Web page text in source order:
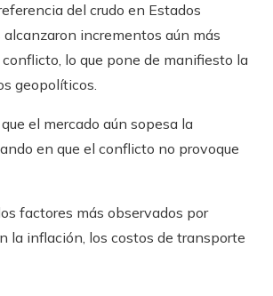
del crudo en Estados
incrementos aún más
lo que pone de manifiesto la
geopolíticos.
el mercado aún sopesa la
en que el conflicto no provoque
factores más observados por
la inflación, los costos de transporte